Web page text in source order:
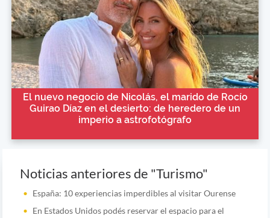
El nuevo negocio de Nicolás, el marido de Rocío
Guirao Díaz en el desierto: de heredero de un
imperio a astrofotógrafo
Noticias anteriores de "Turismo"
España: 10 experiencias imperdibles al visitar Ourense
En Estados Unidos podés reservar el espacio para el